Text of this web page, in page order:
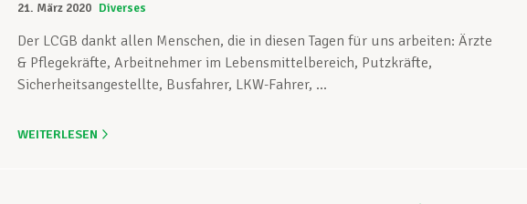
21. März 2020 Diverses
Der LCGB dankt allen Menschen, die in diesen Tagen für uns arbeiten: Ärzte
& Pflegekräfte, Arbeitnehmer im Lebensmittelbereich, Putzkräfte,
Sicherheitsangestellte, Busfahrer, LKW-Fahrer, ...
WEITERLESEN